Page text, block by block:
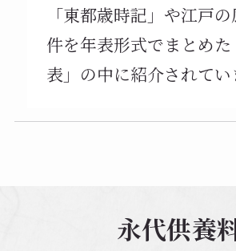
「東都歳時記」や江戸
件を年表形式でまとめ
表」の中に紹介されてい
永代供養